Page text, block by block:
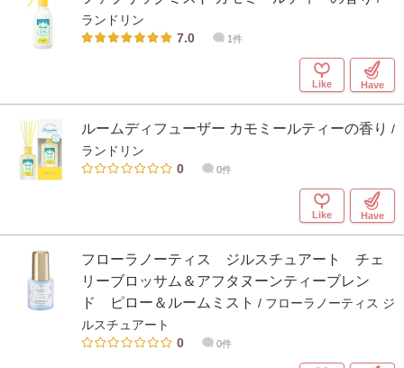
ランドリン
7.0
1件
Like Have
ルームディフューザー カモミールティーの香り /
ランドリン
0
0件
Like Have
フローラノーティス ジルスチュアート チェ
リーブロッサム＆アフタヌーンティーブレン
ド ピロー＆ルームミスト / フローラノーティス ジ
ルスチュアート
0
0件